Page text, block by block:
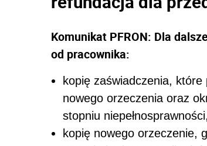
Komunikat PFRON: Dla
od pracownika:
kopię zaświadczenia, które
nowego orzeczenia oraz
stopniu
kopię nowego orzeczenie,